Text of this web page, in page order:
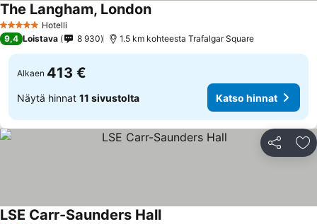
5 Tähtiluokitus
Hotelli
The Langham, London
9,4 Loistava 8 930 1.5 km kohteesta Trafalgar Square
Alkaen 413 €
Näytä hinnat 11 sivustolta Katso hinnat
Jaa
LSE Carr-Saunders Hall